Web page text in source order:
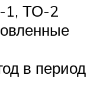
1, ТО-2
в период